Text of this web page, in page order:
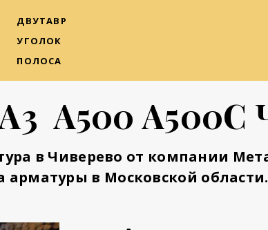
ДВУТАВР
УГОЛОК
ПОЛОСА
А500 А500С
в Чиверево от компании
арматуры в Московской области.